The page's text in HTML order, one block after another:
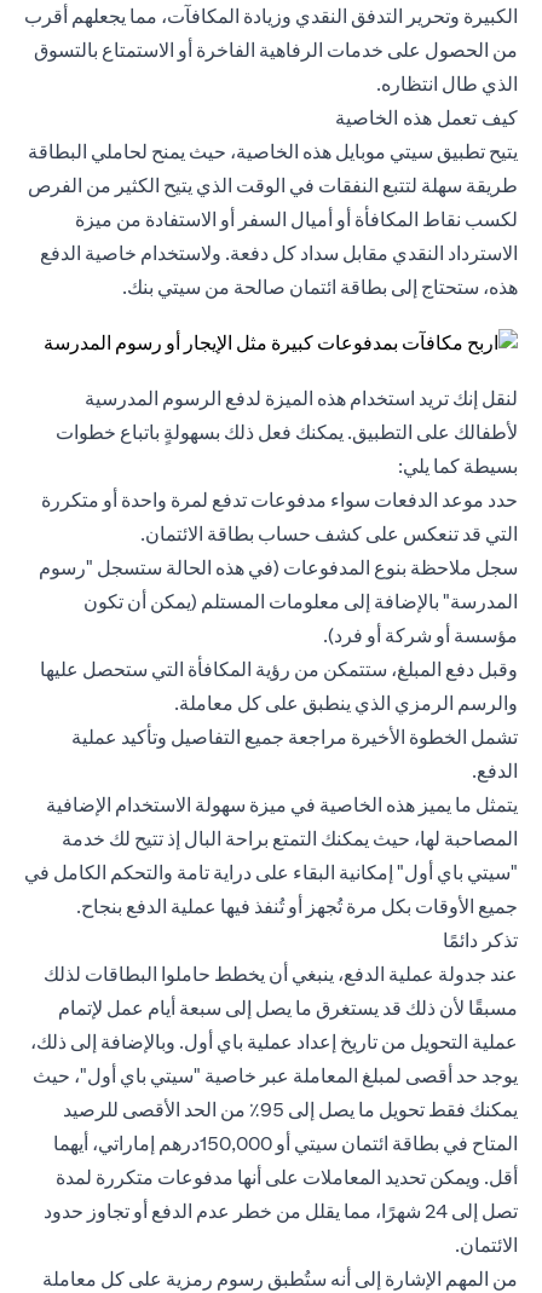
الكبيرة وتحرير التدفق النقدي وزيادة المكافآت، مما يجعلهم أقرب
من الحصول على خدمات الرفاهية الفاخرة أو الاستمتاع بالتسوق
الذي طال انتظاره.
كيف تعمل هذه الخاصية
يتيح تطبيق سيتي موبايل هذه الخاصية، حيث يمنح لحاملي البطاقة
طريقة سهلة لتتبع النفقات في الوقت الذي يتيح الكثير من الفرص
لكسب نقاط المكافأة أو أميال السفر أو الاستفادة من ميزة
الاسترداد النقدي مقابل سداد كل دفعة. ولاستخدام خاصية الدفع
هذه، ستحتاج إلى بطاقة ائتمان صالحة من سيتي بنك.
لنقل إنك تريد استخدام هذه الميزة لدفع الرسوم المدرسية
لأطفالك على التطبيق. يمكنك فعل ذلك بسهولةٍ باتباع خطوات
بسيطة كما يلي:
حدد موعد الدفعات سواء مدفوعات تدفع لمرة واحدة أو متكررة
التي قد تنعكس على كشف حساب بطاقة الائتمان.
سجل ملاحظة بنوع المدفوعات (في هذه الحالة ستسجل "رسوم
المدرسة" بالإضافة إلى معلومات المستلم (يمكن أن تكون
مؤسسة أو شركة أو فرد).
وقبل دفع المبلغ، ستتمكن من رؤية المكافأة التي ستحصل عليها
والرسم الرمزي الذي ينطبق على كل معاملة.
تشمل الخطوة الأخيرة مراجعة جميع التفاصيل وتأكيد عملية
الدفع.
يتمثل ما يميز هذه الخاصية في ميزة سهولة الاستخدام الإضافية
المصاحبة لها، حيث يمكنك التمتع براحة البال إذ تتيح لك خدمة
"سيتي باي أول" إمكانية البقاء على دراية تامة والتحكم الكامل في
جميع الأوقات بكل مرة تُجهز أو تُنفذ فيها عملية الدفع بنجاح.
تذكر دائمًا
عند جدولة عملية الدفع، ينبغي أن يخطط حاملوا البطاقات لذلك
مسبقًا لأن ذلك قد يستغرق ما يصل إلى سبعة أيام عمل لإتمام
عملية التحويل من تاريخ إعداد عملية باي أول. وبالإضافة إلى ذلك،
يوجد حد أقصى لمبلغ المعاملة عبر خاصية "سيتي باي أول"، حيث
يمكنك فقط تحويل ما يصل إلى 95٪ من الحد الأقصى للرصيد
المتاح في بطاقة ائتمان سيتي أو 150,000درهم إماراتي، أيهما
أقل. ويمكن تحديد المعاملات على أنها مدفوعات متكررة لمدة
تصل إلى 24 شهرًا، مما يقلل من خطر عدم الدفع أو تجاوز حدود
الائتمان.
من المهم الإشارة إلى أنه ستُطبق رسوم رمزية على كل معاملة